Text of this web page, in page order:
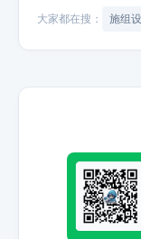
大家都在搜： 施组